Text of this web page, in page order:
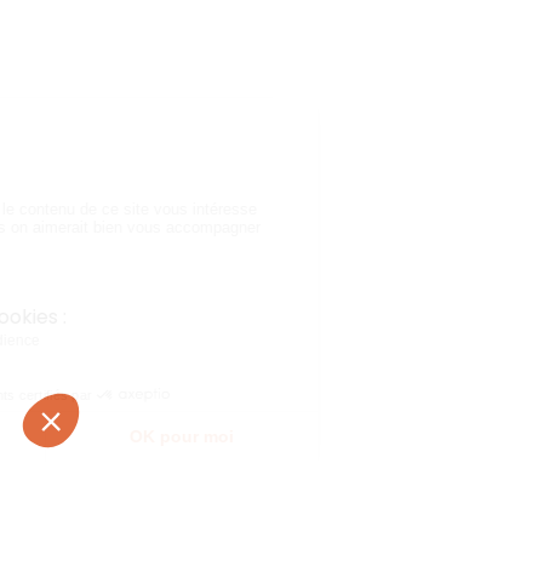
Modifier vos préférences en matière de cookies